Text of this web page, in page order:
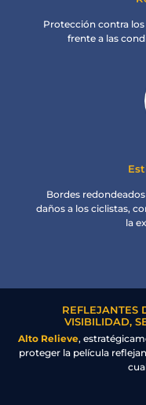
Protección contra
frente a las
Bordes
daños a los ciclistas,
la
REFLEJANTES
VISIBILIDAD,
Alto Relieve,
proteger la película